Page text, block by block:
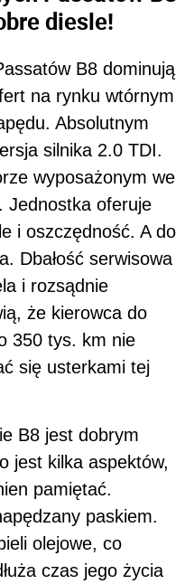
diesle!
B8 dominują
na rynku wtórnym
Absolutnym
silnika 2.0 TDI.
wyposażonym we
Jednostka oferuje
i oszczędność. A do
Dbałość serwisowa
i rozsądnie
że kierowca do
350 tys. km nie
się usterkami tej
B8 jest dobrym
jest kilka aspektów,
pamiętać.
paskiem.
olejowe, co
czas jego życia